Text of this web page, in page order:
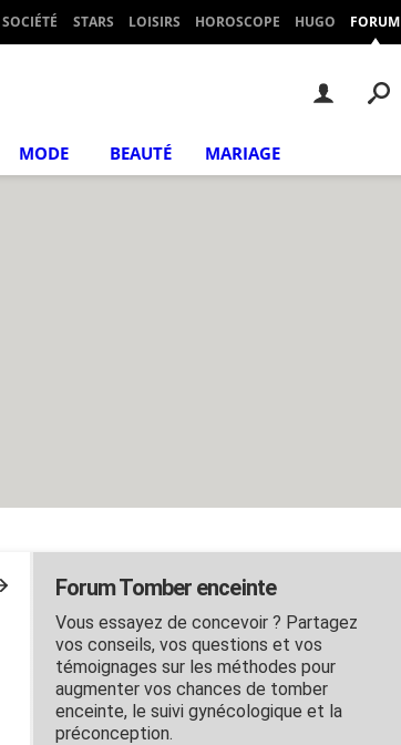
SOCIÉTÉ STARS LOISIRS HOROSCOPE HUGO FORUM
MODE BEAUTÉ MARIAGE
Forum Tomber enceinte
Vous essayez de concevoir ? Partagez
vos conseils, vos questions et vos
témoignages sur les méthodes pour
augmenter vos chances de tomber
enceinte, le suivi gynécologique et la
préconception.